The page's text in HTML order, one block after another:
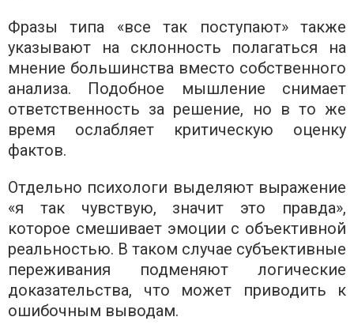
Фразы типа «все так поступают» также
указывают на склонность полагаться на
мнение большинства вместо собственного
анализа. Подобное мышление снимает
ответственность за решение, но в то же
время ослабляет критическую оценку
фактов.
Отдельно психологи выделяют выражение
«я так чувствую, значит это правда»,
которое смешивает эмоции с объективной
реальностью. В таком случае субъективные
переживания подменяют логические
доказательства, что может приводить к
ошибочным выводам.